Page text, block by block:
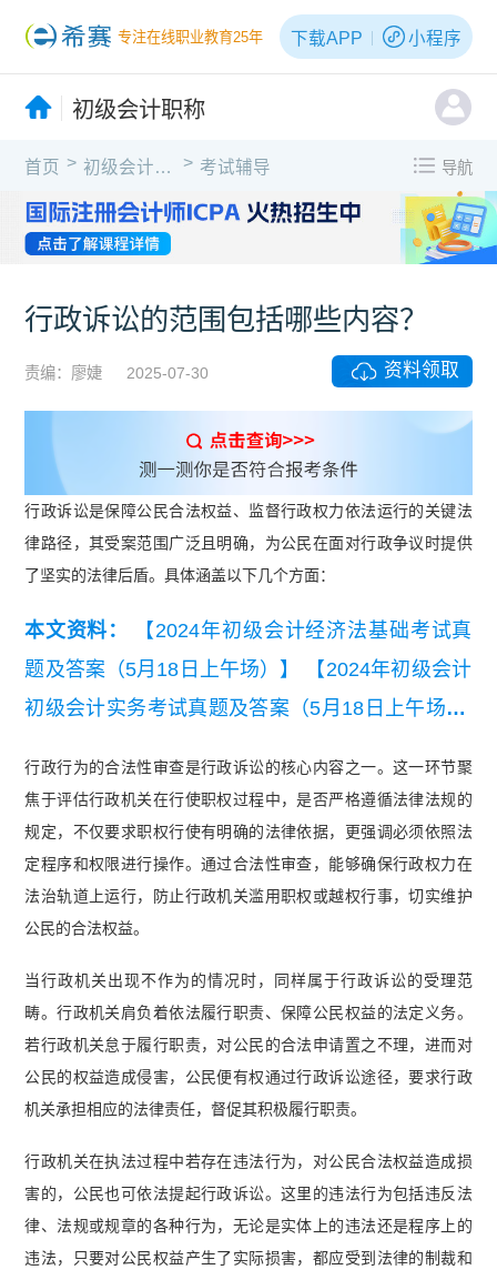
专注在线职业教育25年 下载APP 小程序
初级会计职称
首页 > 初级会计职称 > 考试辅导 导航
行政诉讼的范围包括哪些内容？
责编：廖婕 2025-07-30 资料领取
行政诉讼是保障公民合法权益、监督行政权力依法运行的关键法
律路径，其受案范围广泛且明确，为公民在面对行政争议时提供
了坚实的法律后盾。具体涵盖以下几个方面：
本文资料：
【2024年初级会计经济法基础考试真
题及答案（5月18日上午场）】
【2024年初级会计
初级会计实务考试真题及答案（5月18日上午场）.
行政行为的合法性审查是行政诉讼的核心内容之一。这一环节聚
焦于评估行政机关在行使职权过程中，是否严格遵循法律法规的
规定，不仅要求职权行使有明确的法律依据，更强调必须依照法
定程序和权限进行操作。通过合法性审查，能够确保行政权力在
法治轨道上运行，防止行政机关滥用职权或越权行事，切实维护
公民的合法权益。
当行政机关出现不作为的情况时，同样属于行政诉讼的受理范
畴。行政机关肩负着依法履行职责、保障公民权益的法定义务。
若行政机关怠于履行职责，对公民的合法申请置之不理，进而对
公民的权益造成侵害，公民便有权通过行政诉讼途径，要求行政
机关承担相应的法律责任，督促其积极履行职责。
行政机关在执法过程中若存在违法行为，对公民合法权益造成损
害的，公民也可依法提起行政诉讼。这里的违法行为包括违反法
律、法规或规章的各种行为，无论是实体上的违法还是程序上的
违法，只要对公民权益产生了实际损害，都应受到法律的制裁和